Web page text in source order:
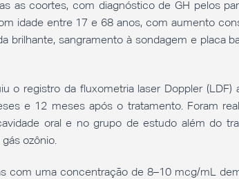
as coortes, com diagnóstico de GH pelos
idade entre 17 e 68 anos, com aumento
brilhante, sangramento à sondagem e placa
o registro da fluxometria laser Doppler (LDF)
e 12 meses após o tratamento. Foram
oral e no grupo de estudo além do
ozônio.
com uma concentração de 8–10 mcg/mL